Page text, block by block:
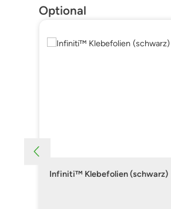
Produktgalerie überspringen
Optional
Infiniti™ Klebefolien (schwarz)